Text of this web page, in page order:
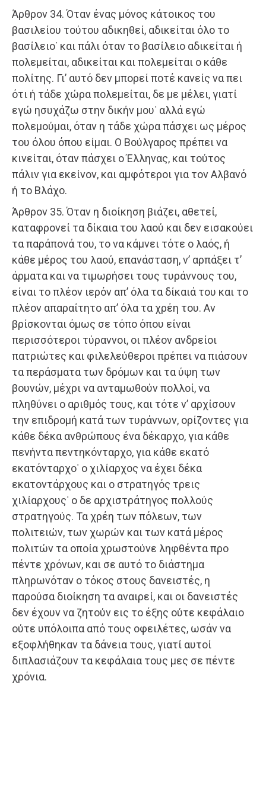
Άρθρον 34. Όταν ένας μόνος κάτοικος του
βασιλείου τούτου αδικηθεί, αδικείται όλο το
βασίλειο˙ και πάλι όταν το βασίλειο αδικείται ή
πολεμείται, αδικείται και πολεμείται ο κάθε
πολίτης. Γι’ αυτό δεν μπορεί ποτέ κανείς να πει
ότι ή τάδε χώρα πολεμείται, δε με μέλει, γιατί
εγώ ησυχάζω στην δικήν μου˙ αλλά εγώ
πολεμούμαι, όταν η τάδε χώρα πάσχει ως μέρος
του όλου όπου είμαι. Ο Βούλγαρος πρέπει να
κινείται, όταν πάσχει ο Έλληνας, και τούτος
πάλιν για εκείνον, και αμφότεροι για τον Αλβανό
ή το Βλάχο.
Άρθρον 35. Όταν η διοίκηση βιάζει, αθετεί,
καταφρονεί τα δίκαια του λαού και δεν εισακούει
τα παράπονά του, το να κάμνει τότε ο λαός, ή
κάθε μέρος του λαού, επανάσταση, ν’ αρπάξει τ’
άρματα και να τιμωρήσει τους τυράννους του,
είναι το πλέον ιερόν απ’ όλα τα δίκαιά του και το
πλέον απαραίτητο απ’ όλα τα χρέη του. Αν
βρίσκονται όμως σε τόπο όπου είναι
περισσότεροι τύραννοι, οι πλέον ανδρείοι
πατριώτες και φιλελεύθεροι πρέπει να πιάσουν
τα περάσματα των δρόμων και τα ύψη των
βουνών, μέχρι να ανταμωθούν πολλοί, να
πληθύνει ο αριθμός τους, και τότε ν’ αρχίσουν
την επιδρομή κατά των τυράννων, ορίζοντες για
κάθε δέκα ανθρώπους ένα δέκαρχο, για κάθε
πενήντα πεντηκόνταρχο, για κάθε εκατό
εκατόνταρχο˙ ο χιλίαρχος να έχει δέκα
εκατοντάρχους και ο στρατηγός τρεις
χιλίαρχους˙ ο δε αρχιστράτηγος πολλούς
στρατηγούς. Τα χρέη των πόλεων, των
πολιτειών, των χωρών και των κατά μέρος
πολιτών τα οποία χρωστούνε ληφθέντα προ
πέντε χρόνων, και σε αυτό το διάστημα
πληρωνόταν ο τόκος στους δανειστές, η
παρούσα διοίκηση τα αναιρεί, και οι δανειστές
δεν έχουν να ζητούν εις το έξης ούτε κεφάλαιο
ούτε υπόλοιπα από τους οφειλέτες, ωσάν να
εξοφλήθηκαν τα δάνεια τους, γιατί αυτοί
διπλασιάζουν τα κεφάλαια τους μες σε πέντε
χρόνια.